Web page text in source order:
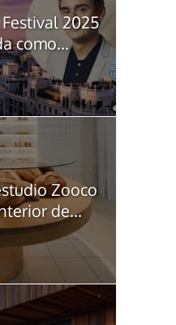
2025
como...
Zooco
de...